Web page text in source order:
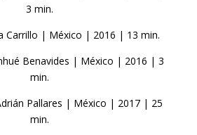
3 min.
Carrillo | México | 2016 | 13 min.
Benavides | México | 2016 | 3
min.
Pallares | México | 2017 | 25
min.